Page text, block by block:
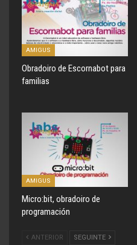
AMIGUS
Obradoiro de Escornabot para
familias
AMIGUS
Micro:bit, obradoiro de
programación
ANTERIOR SEGUINTE